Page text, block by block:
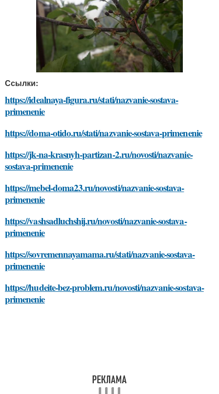
Ссылки:
https://idealnaya-figura.ru/stati/nazvanie-sostava-
primenenie
https://doma-otido.ru/stati/nazvanie-sostava-primenenie
https://jk-na-krasnyh-partizan-2.ru/novosti/nazvanie-
sostava-primenenie
https://mebel-doma23.ru/novosti/nazvanie-sostava-
primenenie
https://vashsadluchshij.ru/novosti/nazvanie-sostava-
primenenie
https://sovremennayamama.ru/stati/nazvanie-sostava-
primenenie
https://hudeite-bez-problem.ru/novosti/nazvanie-sostava-
primenenie